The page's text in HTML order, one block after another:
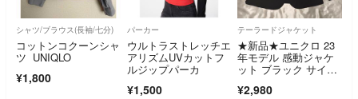
シャツ/ブラウス(長袖/七分)
コットンコクーンシャ
ツ UNIQLO
¥1,800
パーカー
ウルトラストレッチエ
アリズムUVカットフ
ルジップパーカ
¥1,500
テーラードジャケット
★新品★ユニクロ 23
年モデル 感動ジャケ
ット ブラック サイズ
¥2,980